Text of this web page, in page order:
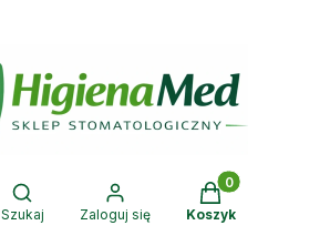
Otwórz wyszukiwarkę
Szukaj Zaloguj się
Produkty w
Koszyk